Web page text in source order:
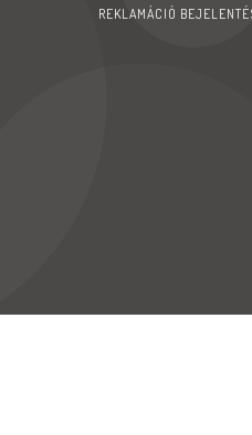
REKLAMÁCIÓ